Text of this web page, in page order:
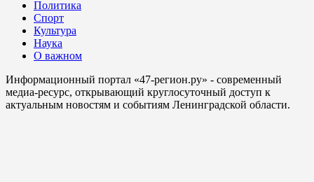
Политика
Спорт
Культура
Наука
О важном
Информационный портал «47-регион.ру» - современный
медиа-ресурс, открывающий круглосуточный доступ к
актуальным новостям и событиям Ленинградской области.